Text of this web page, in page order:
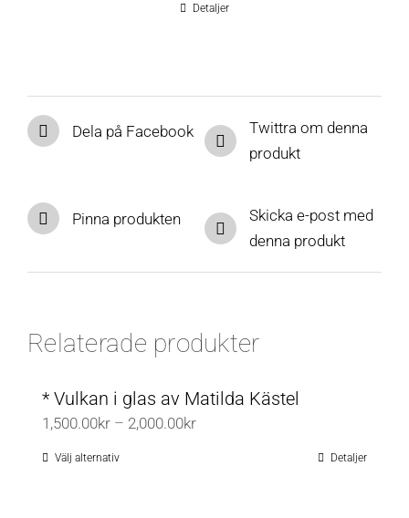
Detaljer
Dela på Facebook
Twittra om denna
produkt
Pinna produkten
Skicka e-post med
denna produkt
Relaterade produkter
* Vulkan i glas av Matilda Kästel
1,500.00kr – 2,000.00krPrisintervall:
Välj alternativDen
Detaljer